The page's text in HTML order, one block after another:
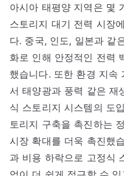
아시아 태평양 지역은 몇
스토리지 대기 전력 시장
다. 중국, 인도, 일본과 같
화로 인해 안정적인 전력
했습니다. 또한 환경 지속
서 태양광과 풍력 같은 재
식 스토리지 시스템의 도
토리지 구축을 촉진하는
시장 확대를 더욱 촉진했
과 비용 하락으로 고정식